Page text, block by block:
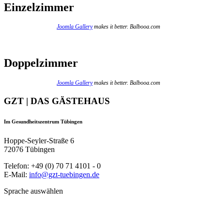
Einzelzimmer
Joomla Gallerymakes it better. Balbooa.com
Doppelzimmer
Joomla Gallerymakes it better. Balbooa.com
GZT | DAS GÄSTEHAUS
Im Gesundheitszentrum Tübingen
Hoppe-Seyler-Straße 6
72076 Tübingen
Telefon: +49 (0) 70 71 4101 - 0
E-Mail: info@gzt-tuebingen.de
Sprache auswählen